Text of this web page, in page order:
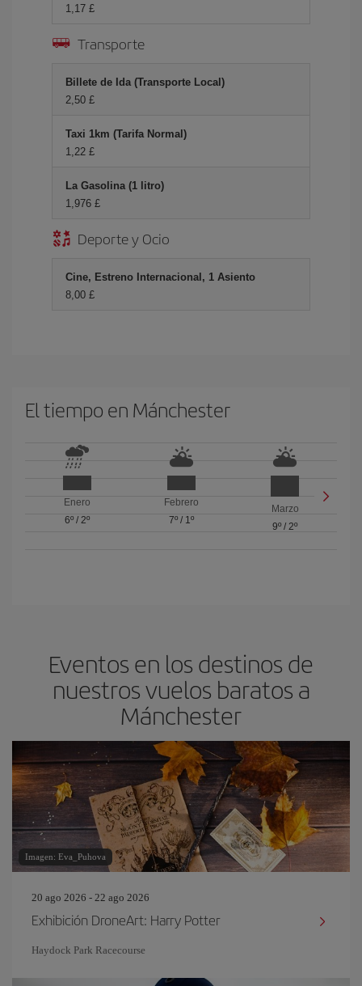
1,17 £
Transporte
Billete de Ida (Transporte Local)
2,50 £
Taxi 1km (Tarifa Normal)
1,22 £
La Gasolina (1 litro)
1,976 £
Deporte y Ocio
Cine, Estreno Internacional, 1 Asiento
8,00 £
El tiempo en Mánchester
Enero
6º/ 2º
Febrero
7º/ 1º
Marzo
9º /2º
Eventos en los destinos de
nuestros vuelos baratos a
Mánchester
Imagen: Eva_Puhova
20 ago 2026 - 22 ago 2026
Exhibición DroneArt: Harry Potter
Haydock Park Racecourse